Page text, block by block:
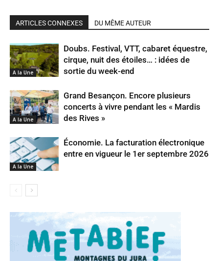
ARTICLES CONNEXES DU MÊME AUTEUR
A la Une
Doubs. Festival, VTT, cabaret équestre,
cirque, nuit des étoiles… : idées de
sortie du week-end
A la Une
Grand Besançon. Encore plusieurs
concerts à vivre pendant les « Mardis
des Rives »
A la Une
Économie. La facturation électronique
entre en vigueur le 1er septembre 2026